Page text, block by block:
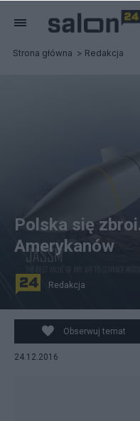
Strona główna Redakcja
Rakieta JASSM ER,
Polska się
Amerykanów
Redakcja
Obserwuj temat
24.12.2016